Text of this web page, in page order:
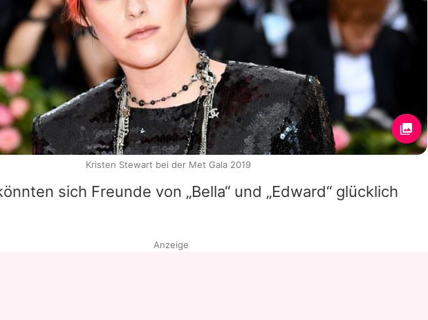
sich Freunde von „Bella“ und „Edward“ glücklich
Kristen Stewart bei der Met Gala 2019
Anzeige